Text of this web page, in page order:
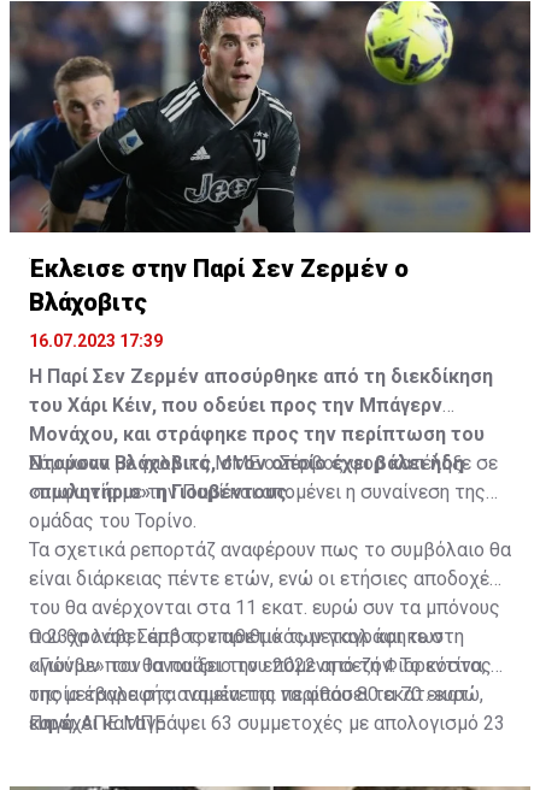
Έκλεισε στην Παρί Σεν Ζερμέν ο
Βλάχοβιτς
16.07.2023 17:39
Η Παρί Σεν Ζερμέν αποσύρθηκε από τη διεκδίκηση
του Χάρι Κέιν, που οδεύει προς την Μπάγερν
Μονάχου, και στράφηκε προς την περίπτωση του
Ντούσαν Βλάχοβιτς, στον οποίο έχει βάλει ήδη
«πωλητήριο» η Γιουβέντους.
Σύμφωνα με γαλλικά ΜΜΕ ο Σέρβος φορ κατέληξε σε
συμφωνία με την Παρί και απομένει η συναίνεση της
ομάδας του Τορίνο.
Τα σχετικά ρεπορτάζ αναφέρουν πως το συμβόλαιο θα
είναι διάρκειας πέντε ετών, ενώ οι ετήσιες αποδοχές
του θα ανέρχονται στα 11 εκατ. ευρώ συν τα μπόνους
που θα λάβει από τον αριθμό των γκολ και των
αγώνων που θα παίξει την επόμενη σεζόν. Το κόστος
της μεταγραφής αναμένεται να φθάσει τα 70 εκατ.
ευρώ.
Ο 23χρονος Σέρβος επιθετικός μεταγράφηκε στη
«Γιούβε» τον Ιανουάριο του 2022 από τη Φιορεντίνα, η
οποία έβαλε στα ταμεία της περίπου 80 εκατ. ευρώ,
και έχει καταγράψει 63 συμμετοχές με απολογισμό 23
Πηγή: ΑΠΕ ΜΠΕ